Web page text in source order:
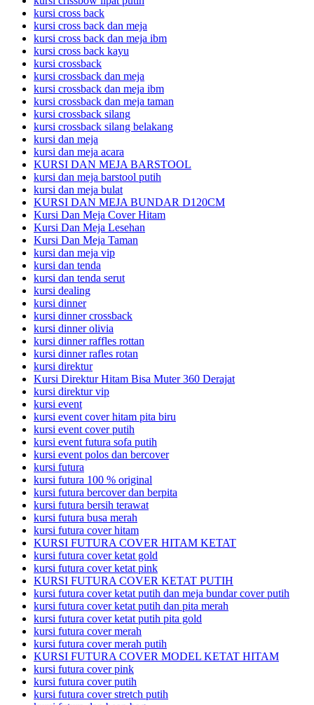
kursi cross back
kursi cross back dan meja
kursi cross back dan meja ibm
kursi cross back kayu
kursi crossback
kursi crossback dan meja
kursi crossback dan meja ibm
kursi crossback dan meja taman
kursi crossback silang
kursi crossback silang belakang
kursi dan meja
kursi dan meja acara
KURSI DAN MEJA BARSTOOL
kursi dan meja barstool putih
kursi dan meja bulat
KURSI DAN MEJA BUNDAR D120CM
Kursi Dan Meja Cover Hitam
Kursi Dan Meja Lesehan
Kursi Dan Meja Taman
kursi dan meja vip
kursi dan tenda
kursi dan tenda serut
kursi dealing
kursi dinner
kursi dinner crossback
kursi dinner olivia
kursi dinner raffles rottan
kursi dinner rafles rotan
kursi direktur
Kursi Direktur Hitam Bisa Muter 360 Derajat
kursi direktur vip
kursi event
kursi event cover hitam pita biru
kursi event cover putih
kursi event futura sofa putih
kursi event polos dan bercover
kursi futura
kursi futura 100 % original
kursi futura bercover dan berpita
kursi futura bersih terawat
kursi futura busa merah
kursi futura cover hitam
KURSI FUTURA COVER HITAM KETAT
kursi futura cover ketat gold
kursi futura cover ketat pink
KURSI FUTURA COVER KETAT PUTIH
kursi futura cover ketat putih dan meja bundar cover putih
kursi futura cover ketat putih dan pita merah
kursi futura cover ketat putih pita gold
kursi futura cover merah
kursi futura cover merah putih
KURSI FUTURA COVER MODEL KETAT HITAM
kursi futura cover pink
kursi futura cover putih
kursi futura cover stretch putih